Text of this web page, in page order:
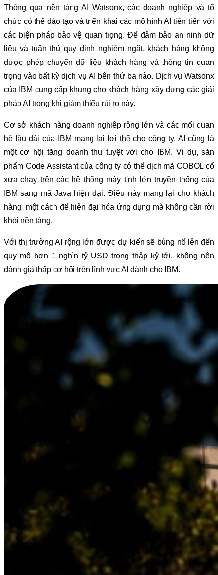
Thông qua nền tảng AI Watsonx, các doanh nghiệp và tổ
chức có thể đào tạo và triển khai các mô hình AI tiên tiến với
các biện pháp bảo vệ quan trọng. Để đảm bảo an ninh dữ
liệu và tuân thủ quy định nghiêm ngặt, khách hàng không
được phép chuyển dữ liệu khách hàng và thông tin quan
trọng vào bất kỳ dịch vụ AI bên thứ ba nào. Dịch vụ Watsonx
của IBM cung cấp khung cho khách hàng xây dựng các giải
pháp AI trong khi giảm thiểu rủi ro này.
Cơ sở khách hàng doanh nghiệp rộng lớn và các mối quan
hệ lâu dài của IBM mang lại lợi thế cho công ty. AI cũng là
một cơ hội tăng doanh thu tuyệt vời cho IBM. Ví dụ, sản
phẩm Code Assistant của công ty có thể dịch mã COBOL cổ
xưa chạy trên các hệ thống máy tính lớn truyền thống của
IBM sang mã Java hiện đại. Điều này mang lại cho khách
hàng một cách để hiện đại hóa ứng dụng mà không cần rời
khỏi nền tảng.
Với thị trường AI rộng lớn được dự kiến sẽ bùng nổ lên đến
quy mô hơn 1 nghìn tỷ USD trong thập kỷ tới, không nên
đánh giá thấp cơ hội trên lĩnh vực AI dành cho IBM.